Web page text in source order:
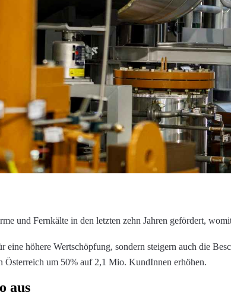
und Fernkälte in den letzten zehn Jahren gefördert,
höhere Wertschöpfung, sondern steigern auch die
um 50% auf 2,1 Mio. KundInnen erhöhen.
aus